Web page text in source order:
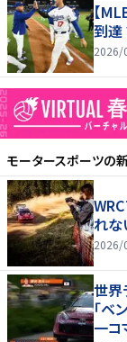
【
到達
2026/
モータースポーツの
れな
2026/
世界
「ベ
一コ